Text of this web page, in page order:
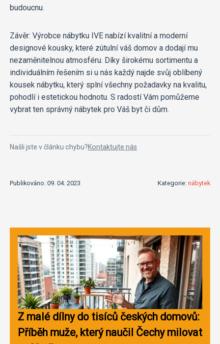
budoucnu.
Závěr: Výrobce nábytku IVE nabízí kvalitní a moderní
designové kousky, které zútulní váš domov a dodají mu
nezaměnitelnou atmosféru. Díky širokému sortimentu a
individuálním řešením si u nás každý najde svůj oblíbený
kousek nábytku, který splní všechny požadavky na kvalitu,
pohodlí i estetickou hodnotu. S radostí Vám pomůžeme
vybrat ten správný nábytek pro Váš byt či dům.
Našli jste v článku chybu?Kontaktujte nás
Publikováno: 09. 04. 2023 Kategorie: nábytek
Z malé dílny do tisíců českých domovů:
Příběh muže, který naučil Čechy milovat